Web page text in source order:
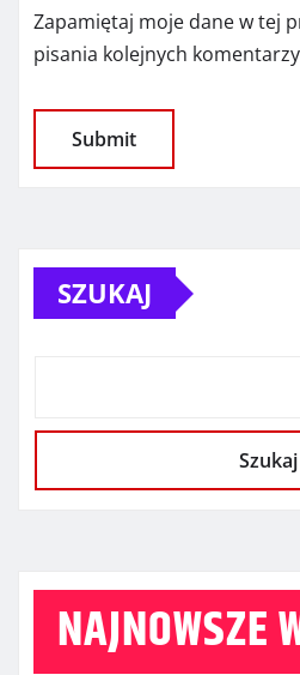
Zapamiętaj moje dane w tej
pisania kolejnych
SZUKAJ
Szukaj
NAJNOWSZE